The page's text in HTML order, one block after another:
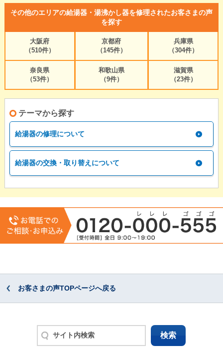
その他のエリアの給湯器・湯沸かし器を修理されたお客さまの声
を探す
大阪府
（510件）
京都府
（145件）
兵庫県
（304件）
奈良県
（53件）
和歌山県
（9件）
滋賀県
（23件）
テーマから探す
給湯器の修理について
給湯器の交換・取り替えについて
お客さまの声TOPページへ戻る